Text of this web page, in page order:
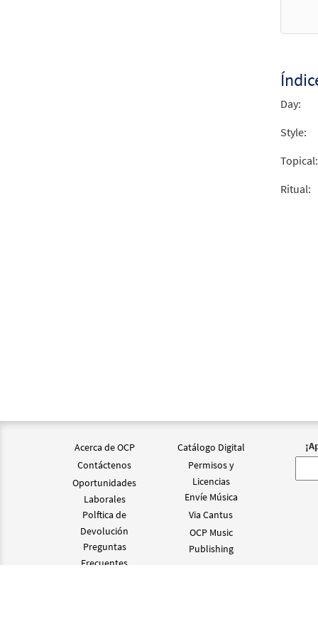
Day:
Style:
Topical:
Ritual:
Acerca de OCP
Contáctenos
Oportunidades
Laborales
Polftica de
Devolución
Preguntas
Frecuentes
Catálogo Digital
Permisos y
Licencias
Envíe Música
Via Cantus
OCP Music
Publishing